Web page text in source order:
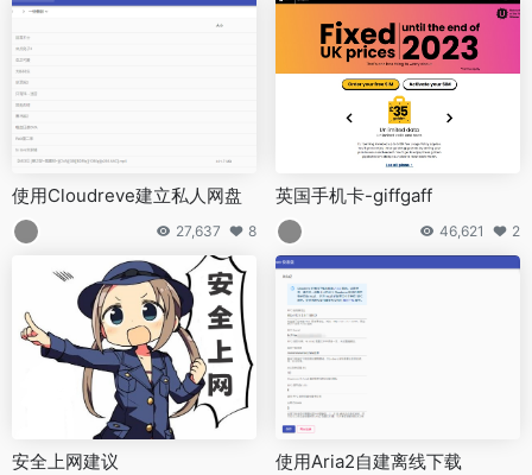
使用Cloudreve建立私人网盘
27,637 8
英国手机卡-giffgaff
46,621 2
安全上网建议 使用Aria2自建离线下载